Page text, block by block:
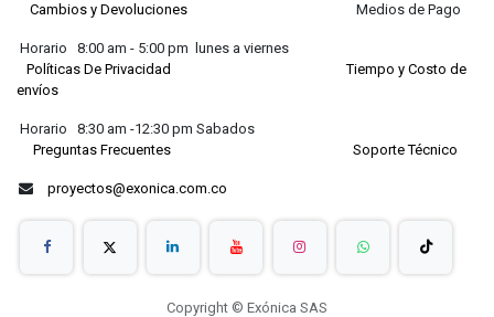
Cambios y Devoluciones Medios de Pago
Horario 8:00 am - 5:00 pm lunes a viernes
Políticas De Privacidad
Tiempo y Costo de
envíos
Horario 8:30 am -12:30 pm Sabados
Preguntas Frecuentes
Soporte Técnico
proyectos@exonica.com.co
Copyright © Exónica SAS